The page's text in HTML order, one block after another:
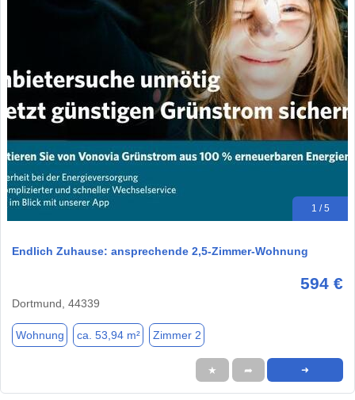
1 / 5
Endlich Zuhause: ansprechende 2,5-Zimmer-Wohnung
594 €
Dortmund, 44339
Wohnung ca. 53,94 m² Zimmer 2
★ ➦ ➜